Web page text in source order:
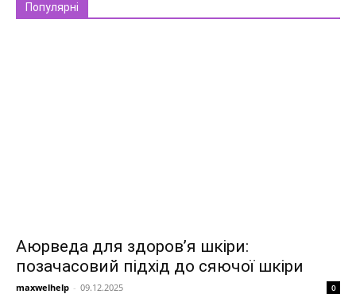
Популярні
Аюрведа для здоров’я шкіри:
позачасовий підхід до сяючої шкіри
maxwelhelp - 09.12.2025 0